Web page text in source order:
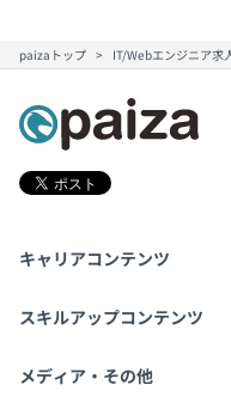
paizaトップ IT/Webエンジニア求
キャリアコンテンツ
転職・キャリア
スキルアップコンテンツ
学習
メディア・その他